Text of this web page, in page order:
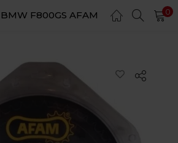
F800GS AFAM 0
REGISTER
and password to login.